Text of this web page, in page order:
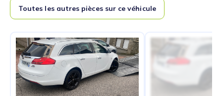
Toutes les autres pièces sur ce véhicule